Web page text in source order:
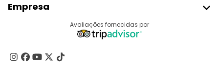
Registo Do Fornecedor
Programa De Afiliados
Empresa
Contacte-Nos
Avaliações fornecidas por